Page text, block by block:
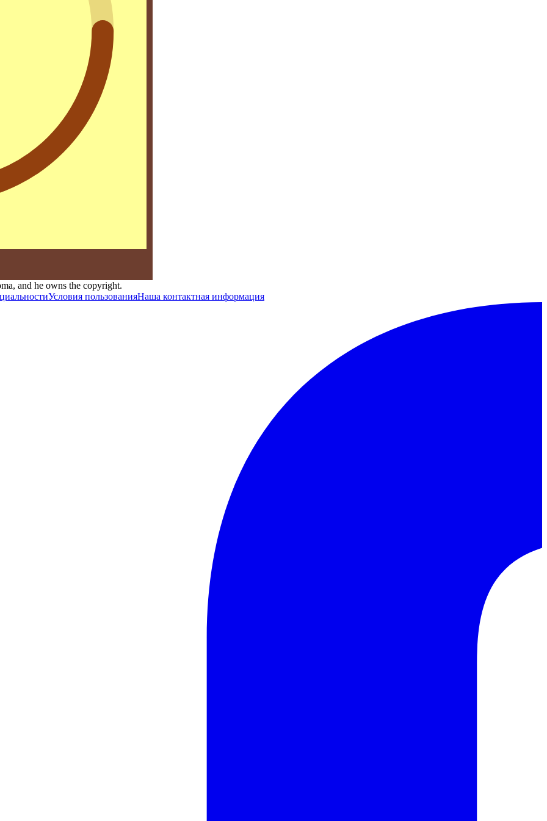
and he owns the copyright.
Условия пользованияНаша контактная информация